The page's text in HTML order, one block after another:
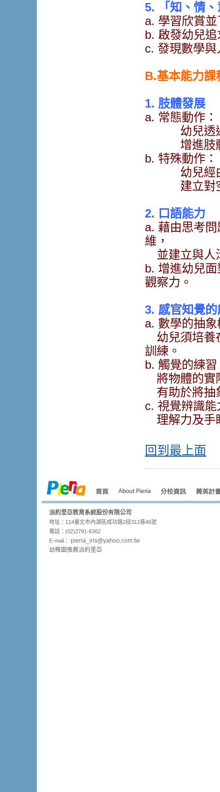
5. 「知、情
a. 學習欣賞
b. 啟發幼兒
c. 發現數學
B.基本能力課
1. 肢體發展
a. 常態動作：
幼兒透過
增進肢體
b. 特殊動作：
幼兒經由
建立對空
2. 口語能力
a. 藉由思考
維，
並建立與人
b. 增進幼兒
觀察力。
3. 感官知覺的
a. 數學的抽
幼兒須培養
訓練。
b. 觸覺的練
將物體的實
有助於將抽
c. 視覺辨識
理解力及手
回到最上面
派約里亞教育系統股份有限公司
地址：114臺北市內湖區成功路2段312巷46號
電話：(02)2791-6362
E-mail： pieria_ iris@yahoo.com.tw
幼稚園推薦派約里亞